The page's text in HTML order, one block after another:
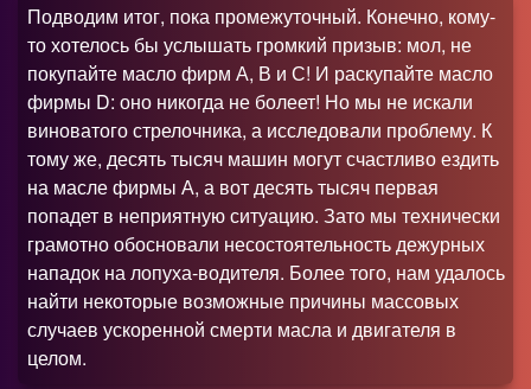
Подводим итог, пока промежуточный. Конечно, кому-
то хотелось бы услышать громкий призыв: мол, не
покупайте масло фирм А, В и С! И раскупайте масло
фирмы D: оно никогда не болеет! Но мы не искали
виноватого стрелочника, а исследовали проблему. К
тому же, десять тысяч машин могут счастливо ездить
на масле фирмы А, а вот десять тысяч первая
попадет в неприятную ситуацию. Зато мы технически
грамотно обосновали несостоятельность дежурных
нападок на лопуха-водителя. Более того, нам удалось
найти некоторые возможные причины массовых
случаев ускоренной смерти масла и двигателя в
целом.